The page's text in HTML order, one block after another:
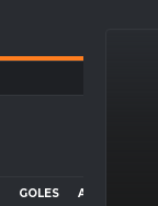
GOLES ASISTENCIAS